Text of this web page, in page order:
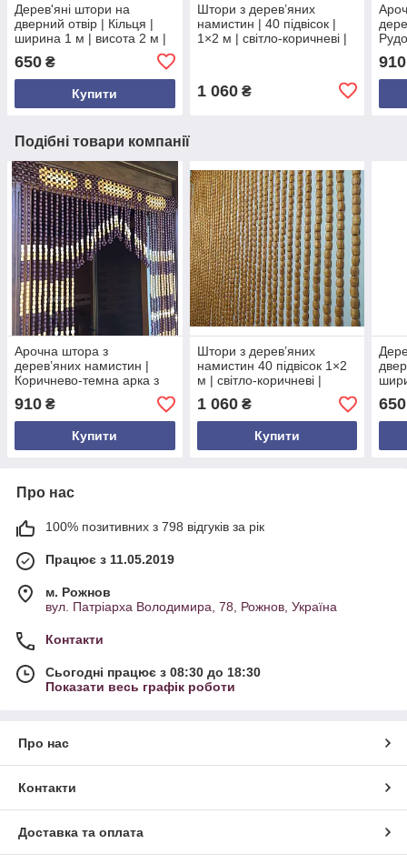
Дерев'яні штори на
дверний отвір | Кільця |
ширина 1 м | висота 2 м |
різнокольорові
650 ₴
Купити
Штори з дерев’яних
намистин | 40 підвісок |
1×2 м | світло-коричневі |
1 060₴
910
Подібні товари компанії
Арочна штора з
дерев’яних намистин |
Коричнево-темна арка з
бежевими та білими
намистинами | 100×200
см | декоративна фіранка
910 ₴
Купити
Штори з дерев’яних
намистин 40 підвісок 1×2
м | світло-коричневі |
декоративна штора на
дверний отвір
1 060₴
Купити
650
Про нас
100% позитивних з 798 відгуків за рік
Працює з 11.05.2019
м. Рожнов
вул. Патріарха Володимира, 78, Рожнов, Україна
Контакти
Сьогодні працює з 08:30 до 18:30
Показати весь графік роботи
Про нас
Контакти
Доставка та оплата